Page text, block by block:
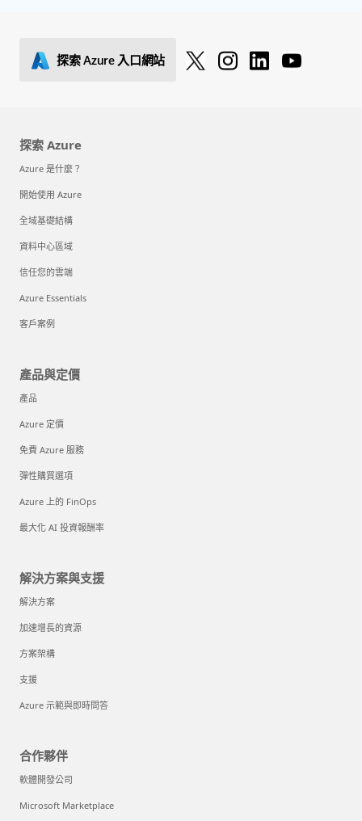
探索 Azure 入口網站
探索 Azure
Azure 是什麼？
開始使用 Azure
全域基礎結構
資料中心區域
信任您的雲端
Azure Essentials
客戶案例
產品與定價
產品
Azure 定價
免費 Azure 服務
彈性購買選項
Azure 上的 FinOps
最大化 AI 投資報酬率
解決方案與支援
解決方案
加速增長的資源
方案架構
支援
Azure 示範與即時問答
合作夥伴
軟體開發公司
Microsoft Marketplace